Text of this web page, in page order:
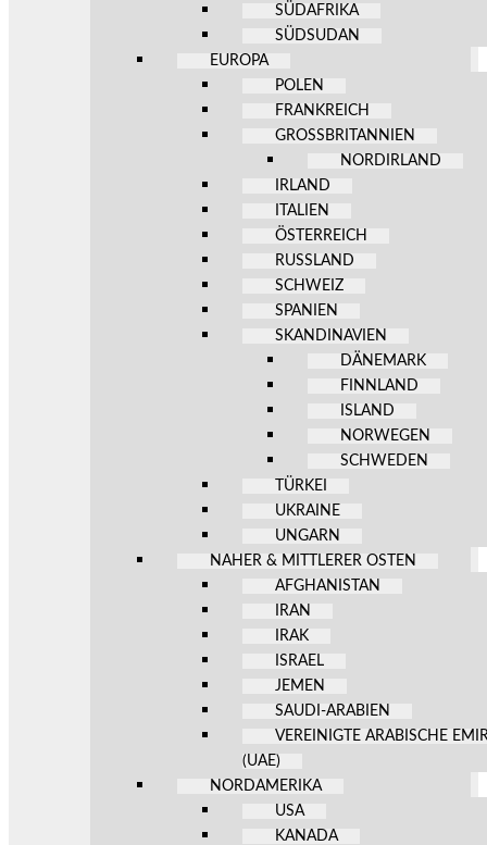
SÜDAFRIKA
SÜDSUDAN
EUROPA
POLEN
FRANKREICH
GROSSBRITANNIEN
NORDIRLAND
IRLAND
ITALIEN
ÖSTERREICH
RUSSLAND
SCHWEIZ
SPANIEN
SKANDINAVIEN
DÄNEMARK
FINNLAND
ISLAND
NORWEGEN
SCHWEDEN
TÜRKEI
UKRAINE
UNGARN
NAHER & MITTLERER OSTEN
AFGHANISTAN
IRAN
IRAK
ISRAEL
JEMEN
SAUDI-ARABIEN
VEREINIGTE ARABISCHE
(UAE)
NORDAMERIKA
USA
KANADA